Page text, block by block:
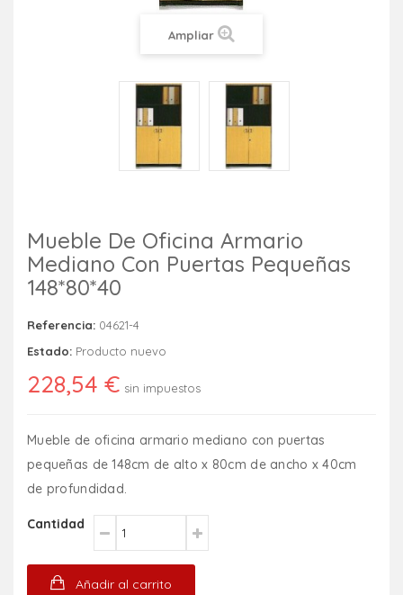
Ampliar
Mueble De Oficina Armario
Mediano Con Puertas Pequeñas
148*80*40
Referencia: 04621-4
Estado: Producto nuevo
228,54 € sin impuestos
Mueble de oficina armario mediano con puertas
pequeñas de 148cm de alto x 80cm de ancho x 40cm
de profundidad.
Cantidad
Añadir al carrito